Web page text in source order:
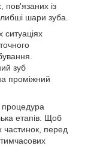
із
шари зуба.
зуб
проміжний
процедура
етапів. Щоб
частинок, перед